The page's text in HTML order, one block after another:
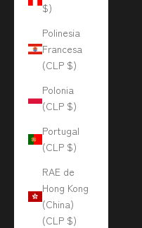
$)
Polinesia
Francesa
(CLP $)
Polonia
(CLP $)
Portugal
(CLP $)
RAE de
Hong Kong
(China)
(CLP $)